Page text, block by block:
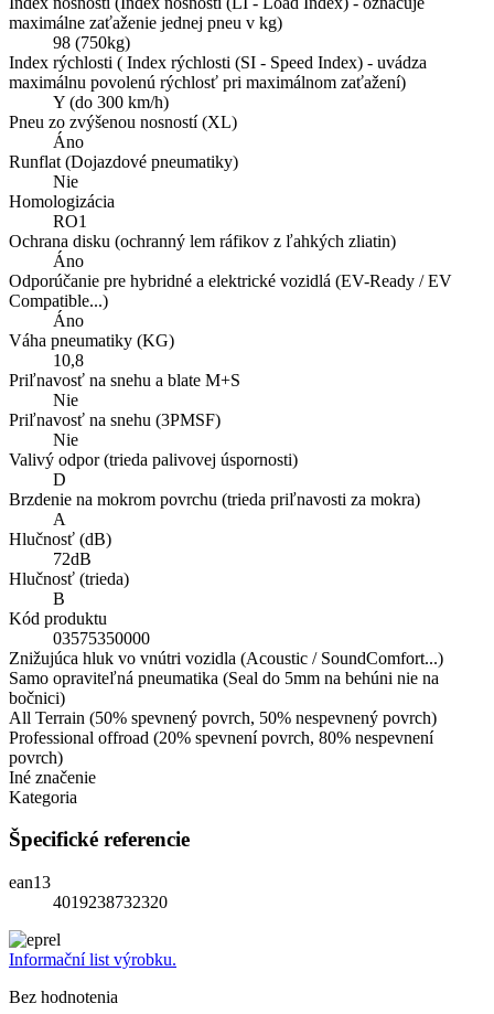
maximálne zaťaženie jednej pneu v kg)
98 (750kg)
Index rýchlosti ( Index rýchlosti (SI - Speed Index) - uvádza
maximálnu povolenú rýchlosť pri maximálnom zaťažení)
Y (do 300 km/h)
Pneu zo zvýšenou nosností (XL)
Áno
Runflat (Dojazdové pneumatiky)
Nie
Homologizácia
RO1
Ochrana disku (ochranný lem ráfikov z ľahkých zliatin)
Áno
Odporúčanie pre hybridné a elektrické vozidlá (EV-Ready / EV
Compatible...)
Áno
Váha pneumatiky (KG)
10,8
Priľnavosť na snehu a blate M+S
Nie
Priľnavosť na snehu (3PMSF)
Nie
Valivý odpor (trieda palivovej úspornosti)
D
Brzdenie na mokrom povrchu (trieda priľnavosti za mokra)
A
Hlučnosť (dB)
72dB
Hlučnosť (trieda)
B
Kód produktu
03575350000
Znižujúca hluk vo vnútri vozidla (Acoustic / SoundComfort...)
Samo opraviteľná pneumatika (Seal do 5mm na behúni nie na
bočnici)
All Terrain (50% spevnený povrch, 50% nespevnený povrch)
Professional offroad (20% spevnení povrch, 80% nespevnení
povrch)
Iné značenie
Kategoria
Špecifické referencie
ean13
4019238732320
Informační list výrobku.
Bez hodnotenia